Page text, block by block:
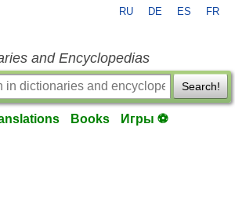
RU DE ES FR
and Encyclopedias
Search!
Books Игры ⚽